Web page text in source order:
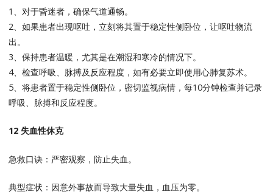
1、对于昏迷者，确保气道通畅。
2、如果患者出现呕吐，立刻将其置于稳定性侧卧位，让呕吐物流
出。
3、保持患者温暖，尤其是在潮湿和寒冷的情况下。
4、检查呼吸、脉搏及反应程度，如有必要立即使用心肺复苏术。
5、将患者置于稳定性侧卧位，密切监视病情，每10分钟检查并记录
呼吸、脉搏和反应程度。
12 失血性休克
急救口诀：严密观察，防止失血。
典型症状：因意外事故而导致大量失血，血压为零。